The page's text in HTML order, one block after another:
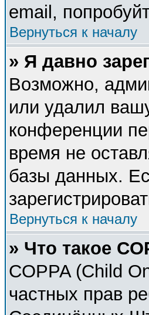
email,
Вернуться к началу
» Я давно
Возможно,
или удалил
конференции
время не
базы данных.
Вернуться к началу
» Что такое
COPPA (Child
частных прав